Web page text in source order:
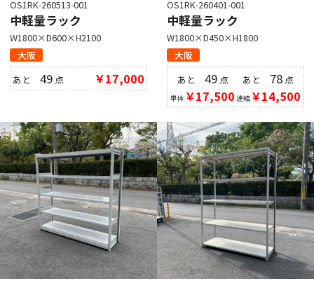
OS1RK-260513-001
中軽量ラック
W1800×D600×H2100
大阪
あと49 点 ￥17,000
OS1RK-260401-001
中軽量ラック
W1800×D450×H1800
大阪
あと 49点
単体 ￥17,500
あと 78 点
連結￥14,500